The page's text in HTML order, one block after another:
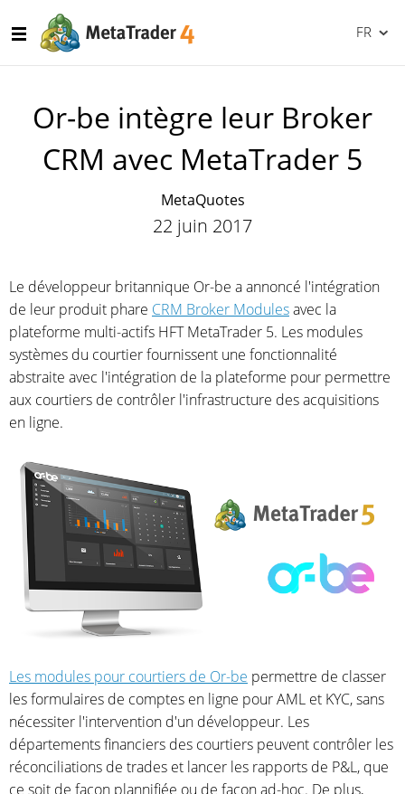
FR
Or-be intègre leur Broker
CRM avec MetaTrader 5
MetaQuotes
22 juin 2017
Le développeur britannique Or-be a annoncé l'intégration
de leur produit phare CRM Broker Modulesavec la
plateforme multi-actifs HFT MetaTrader 5. Les modules
systèmes du courtier fournissent une fonctionnalité
abstraite avec l'intégration de la plateforme pour permettre
aux courtiers de contrôler l'infrastructure des acquisitions
en ligne.
Les modules pour courtiers de Or-be permettre de classer
les formulaires de comptes en ligne pour AML et KYC, sans
nécessiter l'intervention d'un développeur. Les
départements financiers des courtiers peuvent contrôler les
réconciliations de trades et lancer les rapports de P&L, que
ce soit de façon plannifiée ou de façon ad-hoc. De plus,